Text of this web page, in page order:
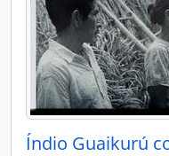
Índio Guaikurú